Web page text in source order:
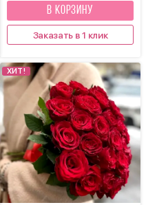
В КОРЗИНУ
Заказать в 1 клик
ХИТ!